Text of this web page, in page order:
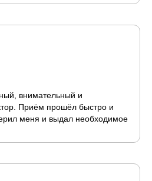
внимательный и
Приём прошёл быстро и
меня и выдал необходимое